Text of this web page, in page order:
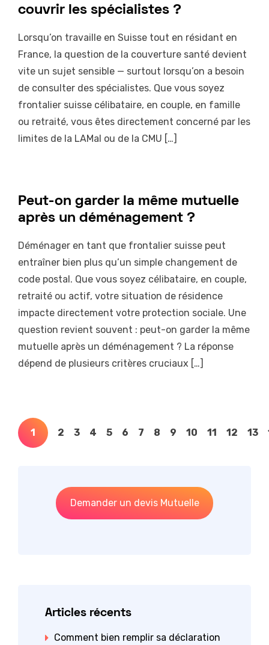
couvrir les spécialistes ?
Lorsqu’on travaille en Suisse tout en résidant en
France, la question de la couverture santé devient
vite un sujet sensible — surtout lorsqu’on a besoin
de consulter des spécialistes. Que vous soyez
frontalier suisse célibataire, en couple, en famille
ou retraité, vous êtes directement concerné par les
limites de la LAMal ou de la CMU […]
Peut-on garder la même mutuelle
après un déménagement ?
Déménager en tant que frontalier suisse peut
entraîner bien plus qu’un simple changement de
code postal. Que vous soyez célibataire, en couple,
retraité ou actif, votre situation de résidence
impacte directement votre protection sociale. Une
question revient souvent : peut-on garder la même
mutuelle après un déménagement ? La réponse
dépend de plusieurs critères cruciaux […]
Pagination
des
1 2 3 4 5 6 7 8 9 10 11 12 13
Demander un devis Mutuelle
Articles récents
Comment bien remplir sa déclaration